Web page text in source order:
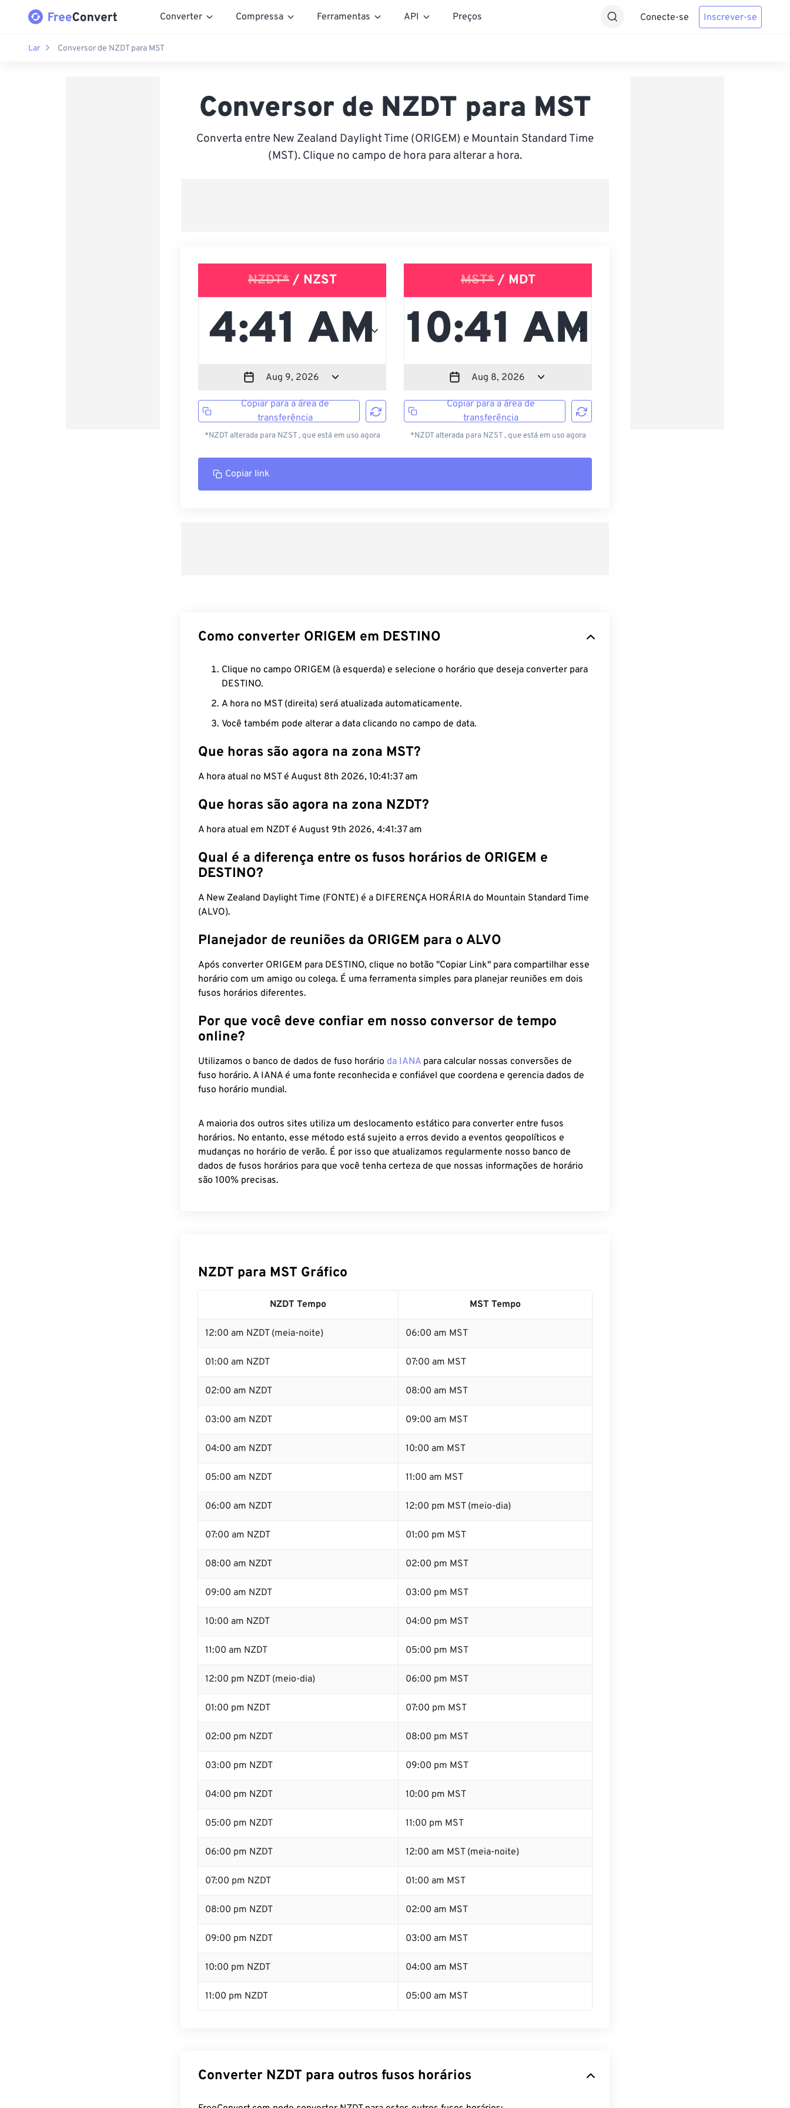
Converter Compressa Ferramentas API Preços Conecte-se Inscrever-se
Lar Conversor de NZDT para MST
Conversor de NZDT para MST
Converta entre New Zealand Daylight Time (ORIGEM) e Mountain Standard Time
(MST). Clique no campo de hora para alterar a hora.
NZDT*/ NZST
Copiar para a área de
transferência
*NZDT alterada para NZST , que está em uso agora
MST*/ MDT
Copiar para a área de
transferência
*NZDT alterada para NZST , que está em uso agora
Copiar link
Como converter ORIGEM em DESTINO
Clique no campo ORIGEM (à esquerda) e selecione o horário que deseja converter para
DESTINO.
A hora no MST (direita) será atualizada automaticamente.
Você também pode alterar a data clicando no campo de data.
Que horas são agora na zona MST?
A hora atual no MST é August 8th 2026, 10:41:38 am
Que horas são agora na zona NZDT?
A hora atual em NZDT é August 9th 2026, 4:41:38 am
Qual é a diferença entre os fusos horários de ORIGEM e
DESTINO?
A New Zealand Daylight Time (FONTE) é a DIFERENÇA HORÁRIA do Mountain Standard Time
(ALVO).
Planejador de reuniões da ORIGEM para o ALVO
Após converter ORIGEM para DESTINO, clique no botão "Copiar Link" para compartilhar esse
horário com um amigo ou colega. É uma ferramenta simples para planejar reuniões em dois
fusos horários diferentes.
Por que você deve confiar em nosso conversor de tempo
online?
Utilizamos o banco de dados de fuso horário da IANA para calcular nossas conversões de
fuso horário. A IANA é uma fonte reconhecida e confiável que coordena e gerencia dados de
fuso horário mundial.
A maioria dos outros sites utiliza um deslocamento estático para converter entre fusos
horários. No entanto, esse método está sujeito a erros devido a eventos geopolíticos e
mudanças no horário de verão. É por isso que atualizamos regularmente nosso banco de
dados de fusos horários para que você tenha certeza de que nossas informações de horário
são 100% precisas.
NZDT para MST Gráfico
NZDT Tempo MST Tempo
12:00 am NZDT (meia-noite) 06:00 am MST
01:00 am NZDT 07:00 am MST
02:00 am NZDT 08:00 am MST
03:00 am NZDT 09:00 am MST
04:00 am NZDT 10:00 am MST
05:00 am NZDT 11:00 am MST
06:00 am NZDT 12:00 pm MST (meio-dia)
07:00 am NZDT 01:00 pm MST
08:00 am NZDT 02:00 pm MST
09:00 am NZDT 03:00 pm MST
10:00 am NZDT 04:00 pm MST
11:00 am NZDT 05:00 pm MST
12:00 pm NZDT (meio-dia) 06:00 pm MST
01:00 pm NZDT 07:00 pm MST
02:00 pm NZDT 08:00 pm MST
03:00 pm NZDT 09:00 pm MST
04:00 pm NZDT 10:00 pm MST
05:00 pm NZDT 11:00 pm MST
06:00 pm NZDT 12:00 am MST (meia-noite)
07:00 pm NZDT 01:00 am MST
08:00 pm NZDT 02:00 am MST
09:00 pm NZDT 03:00 am MST
10:00 pm NZDT 04:00 am MST
11:00 pm NZDT 05:00 am MST
Converter NZDT para outros fusos horários